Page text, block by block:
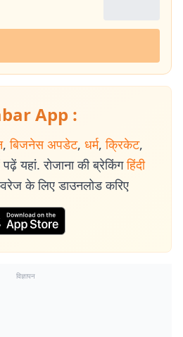
App :
, बिजनेस अपडेट, धर्म, क्रिकेट,
यहां. रोजाना की ब्रेकिंग हिंदी
के लिए डाउनलोड करिए
विज्ञापन